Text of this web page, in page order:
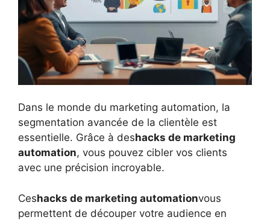
Dans le monde du marketing automation, la
segmentation avancée de la clientèle est
essentielle. Grâce à deshacks de marketing
automation, vous pouvez cibler vos clients
avec une précision incroyable.
Ceshacks de marketing automationvous
permettent de découper votre audience en